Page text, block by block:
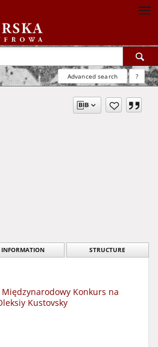
Advanced search ?
INFORMATION STRUCTURE
Konkurs na
Kustovsky